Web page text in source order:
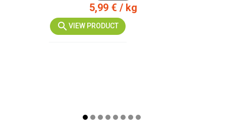
Prix
5,99 € / kg
VIEW PRODUCT